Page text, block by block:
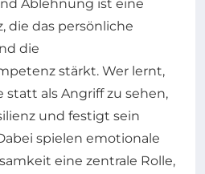
Ablehnung ist eine
die das persönliche
die
stärkt. Wer lernt,
statt als Angriff zu sehen,
und festigt sein
spielen emotionale
eine zentrale Rolle,